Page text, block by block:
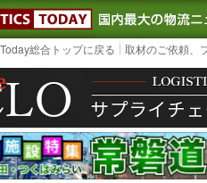
LOGISTICS
総合トップに戻る 取材のご依頼、